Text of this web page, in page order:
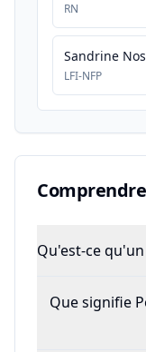
RN
Sandrine
LFI-NFP
Qu'est-ce
Que signifie